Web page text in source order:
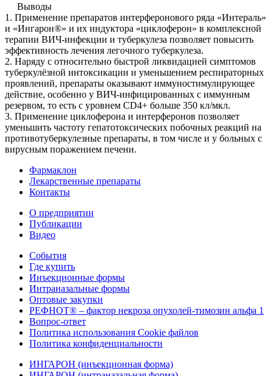
Выводы
1. Применение препаратов интерферонового ряда «Интераль»
и «Ингарон®» и их индуктора «циклоферон» в комплексной
терапии ВИЧ-инфекции и туберкулеза позволяет повысить
эффективность лечения легочного туберкулеза.
2. Наряду с относительно быстрой ликвидацией симптомов
туберкулёзной интоксикации и уменьшением респираторных
проявлений, препараты оказывают иммуностимулирующее
действие, особенно у ВИЧ-инфицированных с иммунным
резервом, то есть с уровнем СD4+ больше 350 кл/мкл.
3. Применение циклоферона и интерферонов позволяет
уменьшить частоту гепатотоксических побочных реакций на
противотуберкулезные препараты, в том числе и у больных с
вирусным поражением печени.
Фармаклон
Лекарственные препараты
Контакты
О предприятии
Публикации
Видео
События
Где купить
Инъекционные формы
Интраназальные формы
Оптовые закупки
РЕФНОТ® – фактор некроза опухолей-тимозин альфа 1
Вопрос-ответ
Политика использования Cookie файлов
Политика конфиденциальности
ИНГАРОН (инъекционная форма)